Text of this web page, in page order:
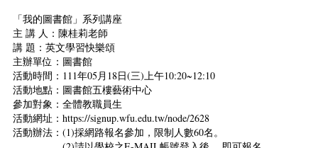
「我的圖書館」系列講座
主 講 人：陳桂莉老師
講 題：英文學習快樂頌
主辦單位：圖書館
活動時間：111年05月18日(三)上午10:20~12:10
活動地點：圖書館五樓藝術中心
參加對象：全體教職員生
活動網址：https://signup.wfu.edu.tw/node/2628
活動辦法：(1)採網路報名參加，限制人數60名。